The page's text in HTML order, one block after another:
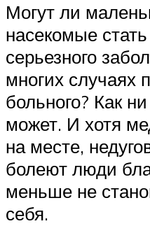
Могут ли
насекомые
серьезного
многих случаях
больного? Как
может. И хотя
на месте,
болеют люди
меньше не
себя.